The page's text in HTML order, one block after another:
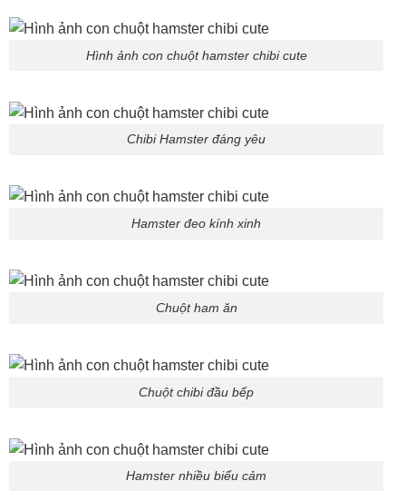
Hình ảnh con chuột hamster chibi cute
Chibi Hamster đáng yêu
Hamster đeo kính xinh
Chuột ham ăn
Chuột chibi đầu bếp
Hamster nhiều biểu cảm